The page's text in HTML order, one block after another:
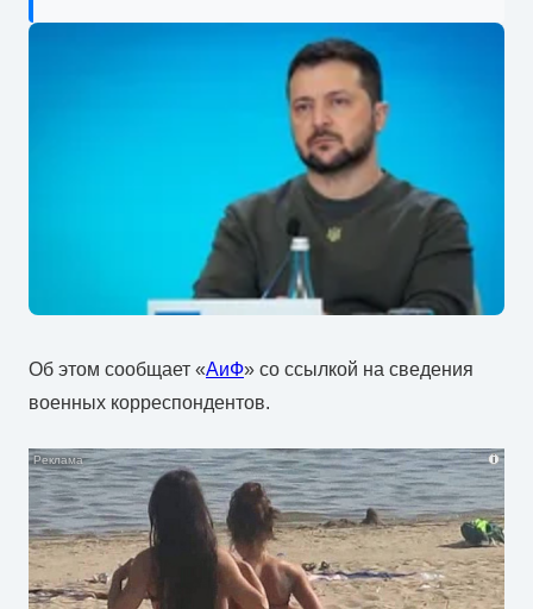
Об этом сообщает «АиФ» со ссылкой на сведения
военных корреспондентов.
i